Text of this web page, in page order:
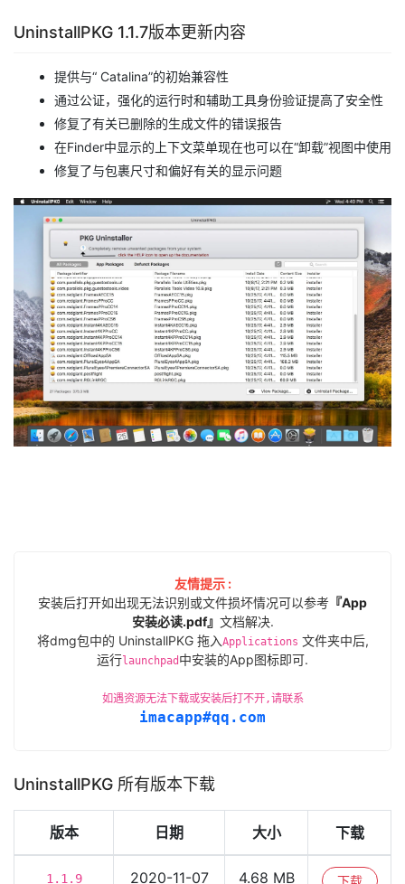
UninstallPKG 1.1.7版本更新内容
提供与“ Catalina”的初始兼容性
通过公证，强化的运行时和辅助工具身份验证提高了安全性
修复了有关已删除的生成文件的错误报告
在Finder中显示的上下文菜单现在也可以在“卸载”视图中使用
修复了与包裹尺寸和偏好有关的显示问题
友情提示 :
安装后打开如出现无法识别或文件损坏情况可以参考 『App
安装必读.pdf』 文档解决.
将dmg包中的 UninstallPKG 拖入Applications 文件夹中后,
运行launchpad 中安装的App图标即可.
如遇资源无法下载或安装后打不开,请联系
imacapp#qq.com
UninstallPKG 所有版本下载
版本 日期 大小 下载
1.1.9 2020-11-07 4.68 MB